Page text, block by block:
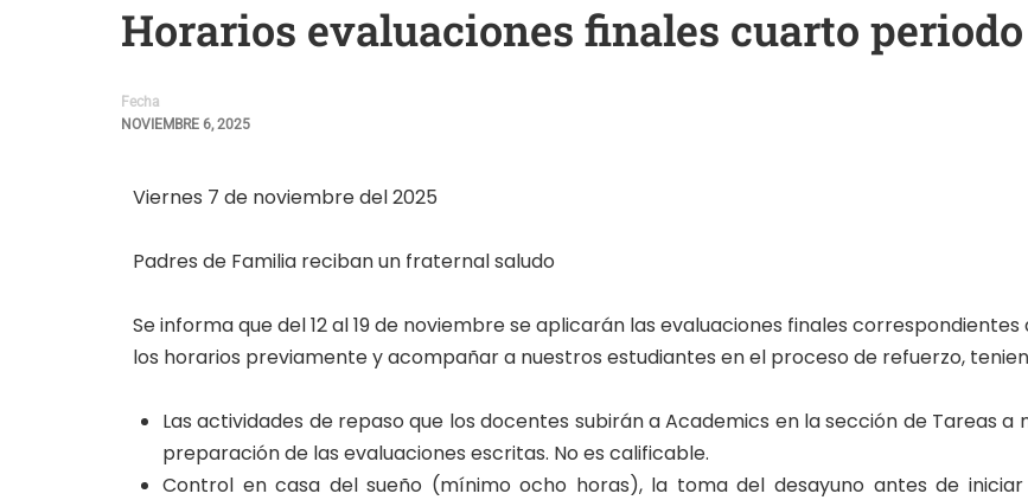
Horarios evaluaciones finales cuarto periodo
Fecha
NOVIEMBRE 6, 2025
Viernes 7 de noviembre del 2025
Padres de Familia reciban un fraternal saludo
Se informa que del 12 al 19 de noviembre se aplicarán las evaluaciones finales
los horarios previamente y acompañar a nuestros estudiantes en el proceso de refuerzo,
Las actividades de repaso que los docentes subirán a Academics en la sección de Tareas
preparación de las evaluaciones escritas. No es calificable.
Control en casa del sueño (mínimo ocho horas), la toma del desayuno antes de